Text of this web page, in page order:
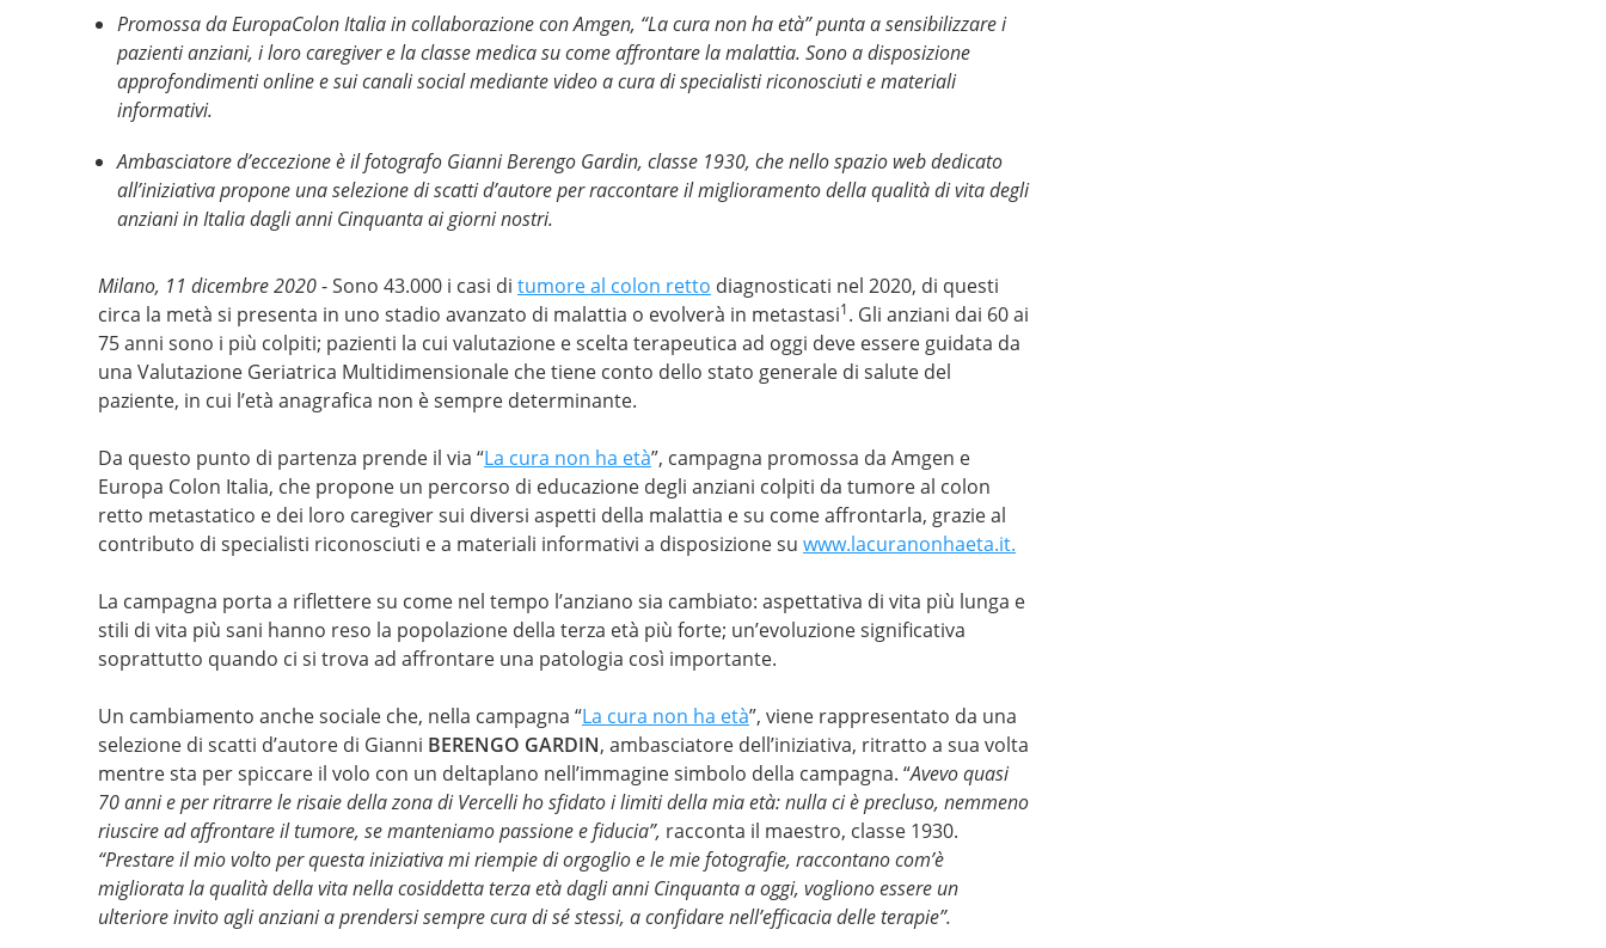
Promossa da EuropaColon Italia in collaborazione con Amgen, “La cura non ha età” punta a sensibilizzare i
pazienti anziani, i loro caregiver e la classe medica su come affrontare la malattia. Sono a disposizione
approfondimenti online e sui canali social mediante video a cura di specialisti riconosciuti e materiali
informativi.
Ambasciatore d’eccezione è il fotografo Gianni Berengo Gardin, classe 1930, che nello spazio web dedicato
all’iniziativa propone una selezione di scatti d’autore per raccontare il miglioramento della qualità di vita degli
anziani in Italia dagli anni Cinquanta ai giorni nostri.
Milano, 11 dicembre 2020- Sono 43.000 i casi di tumore al colon retto diagnosticati nel 2020, di questi
circa la metà si presenta in uno stadio avanzato di malattia o evolverà in metastasi1. Gli anziani dai 60 ai
75 anni sono i più colpiti; pazienti la cui valutazione e scelta terapeutica ad oggi deve essere guidata da
una Valutazione Geriatrica Multidimensionale che tiene conto dello stato generale di salute del
paziente, in cui l’età anagrafica non è sempre determinante.
Da questo punto di partenza prende il via “La cura non ha età”, campagna promossa da Amgen e
Europa Colon Italia, che propone un percorso di educazione degli anziani colpiti da tumore al colon
retto metastatico e dei loro caregiver sui diversi aspetti della malattia e su come affrontarla, grazie al
contributo di specialisti riconosciuti e a materiali informativi a disposizione su www.lacuranonhaeta.it.
La campagna porta a riflettere su come nel tempo l’anziano sia cambiato: aspettativa di vita più lunga e
stili di vita più sani hanno reso la popolazione della terza età più forte; un’evoluzione significativa
soprattutto quando ci si trova ad affrontare una patologia così importante.
Un cambiamento anche sociale che, nella campagna “La cura non ha età”, viene rappresentato da una
selezione di scatti d’autore di Gianni BERENGO GARDIN, ambasciatore dell’iniziativa, ritratto a sua volta
mentre sta per spiccare il volo con un deltaplano nell’immagine simbolo della campagna. “Avevo quasi
70 anni e per ritrarre le risaie della zona di Vercelli ho sfidato i limiti della mia età: nulla ci è precluso, nemmeno
riuscire ad affrontare il tumore, se manteniamo passione e fiducia”, racconta il maestro, classe 1930.
“Prestare il mio volto per questa iniziativa mi riempie di orgoglio e le mie fotografie, raccontano com’è
migliorata la qualità della vita nella cosiddetta terza età dagli anni Cinquanta a oggi, vogliono essere un
ulteriore invito agli anziani a prendersi sempre cura di sé stessi, a confidare nell’efficacia delle terapie”.